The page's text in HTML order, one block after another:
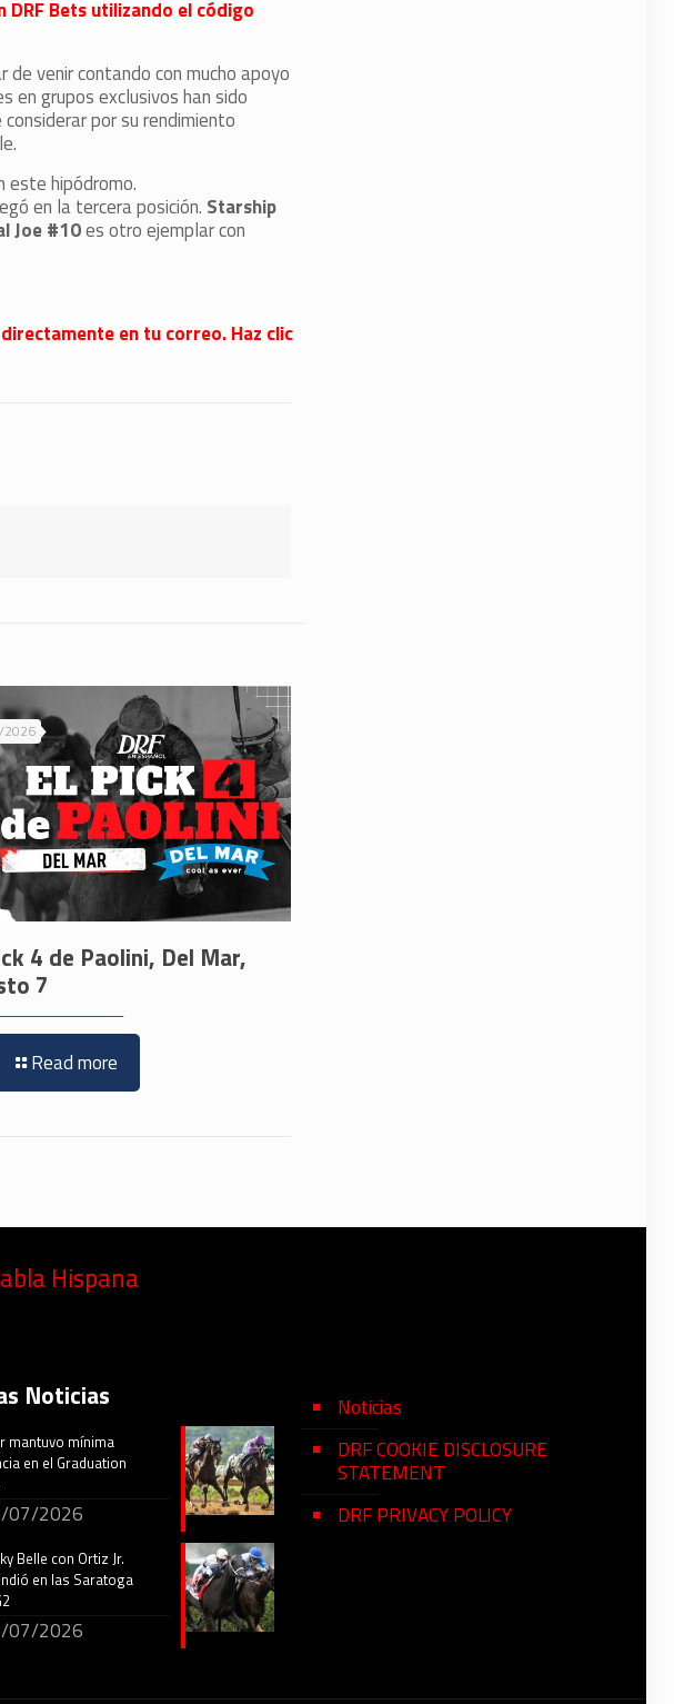
Bets utilizando el código
venir contando con mucho apoyo
en grupos exclusivos han sido
por su rendimiento
este hipódromo.
en la tercera posición. Starship
Joe #10es otro ejemplar con
en tu correo. Haz clic
4 de Paolini, Del Mar,
7
Read more
Hispana
Noticias
mantuvo mínima
en el Graduation
07/2026
Belle con Ortiz Jr.
en las Saratoga
07/2026
Noticias
DRF COOKIE DISCLOSURE
STATEMENT
DRF PRIVACY POLICY